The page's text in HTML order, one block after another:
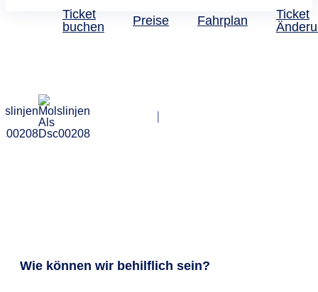
Ticket
buchen
Preise Fahrplan
Ticket
Wie können wir
Wie können wir behilflich sein?